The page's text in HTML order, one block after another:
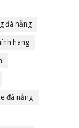
đà nẵng
hãng
đà nẵng